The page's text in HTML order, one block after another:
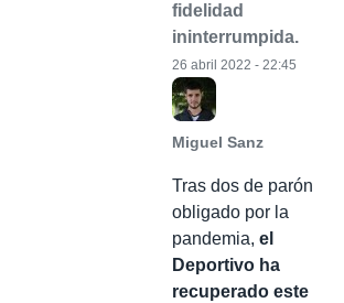
fidelidad
ininterrumpida.
Miguel Sanz
26 abril 2022 - 22:45
Tras dos de parón
obligado por la
pandemia, el
Deportivo ha
recuperado este